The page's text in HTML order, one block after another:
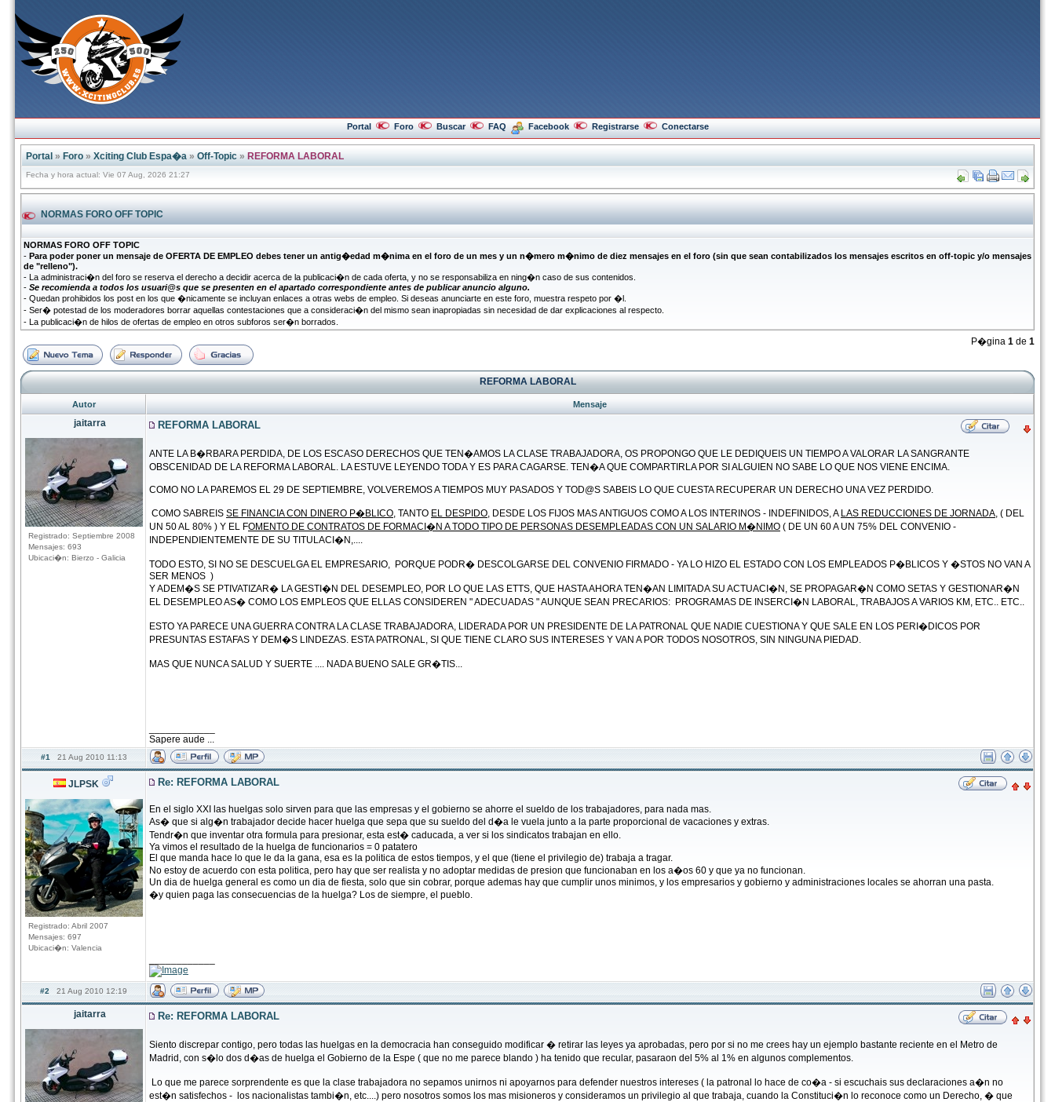
Portal Foro Buscar FAQ Facebook Registrarse Conectarse
Portal » Foro » Xciting Club Espa�a » Off-Topic » REFORMA LABORAL
Fecha y hora actual: Vie 07 Aug, 2026 21:27
NORMAS FORO OFF TOPIC
NORMAS FORO OFF TOPIC
- Para poder poner un mensaje de OFERTA DE EMPLEO debes tener un antig�edad m�nima en el foro de un mes y un n�mero m�nimo de diez mensajes en el foro (sin que sean contabilizados los mensajes escritos en off-topic y/o mensajes
de "relleno").
- La administraci�n del foro se reserva el derecho a decidir acerca de la publicaci�n de cada oferta, y no se responsabiliza en ning�n caso de sus contenidos.
- Se recomienda a todos los usuari@s que se presenten en el apartado correspondiente antes de publicar anuncio alguno.
- Quedan prohibidos los post en los que �nicamente se incluyan enlaces a otras webs de empleo. Si deseas anunciarte en este foro, muestra respeto por �l.
- Ser� potestad de los moderadores borrar aquellas contestaciones que a consideraci�n del mismo sean inapropiadas sin necesidad de dar explicaciones al respecto.
- La publicaci�n de hilos de ofertas de empleo en otros subforos ser�n borrados.
P�gina 1 de 1
REFORMA LABORAL
Autor Mensaje
jaitarra
Registrado: Septiembre 2008
Mensajes: 693
Ubicaci�n: Bierzo - Galicia
REFORMA LABORAL
ANTE LA B�RBARA PERDIDA, DE LOS ESCASO DERECHOS QUE TEN�AMOS LA CLASE TRABAJADORA, OS PROPONGO QUE LE DEDIQUEIS UN TIEMPO A VALORAR LA SANGRANTE
OBSCENIDAD DE LA REFORMA LABORAL. LA ESTUVE LEYENDO TODA Y ES PARA CAGARSE. TEN�A QUE COMPARTIRLA POR SI ALGUIEN NO SABE LO QUE NOS VIENE ENCIMA.
COMO NO LA PAREMOS EL 29 DE SEPTIEMBRE, VOLVEREMOS A TIEMPOS MUY PASADOS Y TOD@S SABEIS LO QUE CUESTA RECUPERAR UN DERECHO UNA VEZ PERDIDO.
COMO SABREIS SE FINANCIA CON DINERO P�BLICO, TANTO EL DESPIDO, DESDE LOS FIJOS MAS ANTIGUOS COMO A LOS INTERINOS - INDEFINIDOS, A LAS REDUCCIONES DE JORNADA, ( DEL
UN 50 AL 80% ) Y EL FOMENTO DE CONTRATOS DE FORMACI�N A TODO TIPO DE PERSONAS DESEMPLEADAS CON UN SALARIO M�NIMO ( DE UN 60 A UN 75% DEL CONVENIO -
INDEPENDIENTEMENTE DE SU TITULACI�N,....
TODO ESTO, SI NO SE DESCUELGA EL EMPRESARIO, PORQUE PODR� DESCOLGARSE DEL CONVENIO FIRMADO - YA LO HIZO EL ESTADO CON LOS EMPLEADOS P�BLICOS Y �STOS NO VAN A
SER MENOS )
Y ADEM�S SE PTIVATIZAR� LA GESTI�N DEL DESEMPLEO, POR LO QUE LAS ETTS, QUE HASTA AHORA TEN�AN LIMITADA SU ACTUACI�N, SE PROPAGAR�N COMO SETAS Y GESTIONAR�N
EL DESEMPLEO AS� COMO LOS EMPLEOS QUE ELLAS CONSIDEREN " ADECUADAS " AUNQUE SEAN PRECARIOS: PROGRAMAS DE INSERCI�N LABORAL, TRABAJOS A VARIOS KM, ETC.. ETC..
ESTO YA PARECE UNA GUERRA CONTRA LA CLASE TRABAJADORA, LIDERADA POR UN PRESIDENTE DE LA PATRONAL QUE NADIE CUESTIONA Y QUE SALE EN LOS PERI�DICOS POR
PRESUNTAS ESTAFAS Y DEM�S LINDEZAS. ESTA PATRONAL, SI QUE TIENE CLARO SUS INTERESES Y VAN A POR TODOS NOSOTROS, SIN NINGUNA PIEDAD.
MAS QUE NUNCA SALUD Y SUERTE .... NADA BUENO SALE GR�TIS...
Sapere aude ...
#1 21 Aug 2010 11:13
JLPSK
Registrado: Abril 2007
Mensajes: 697
Ubicaci�n: Valencia
Re: REFORMA LABORAL
En el siglo XXI las huelgas solo sirven para que las empresas y el gobierno se ahorre el sueldo de los trabajadores, para nada mas.
As� que si alg�n trabajador decide hacer huelga que sepa que su sueldo del d�a le vuela junto a la parte proporcional de vacaciones y extras.
Tendr�n que inventar otra formula para presionar, esta est� caducada, a ver si los sindicatos trabajan en ello.
Ya vimos el resultado de la huelga de funcionarios = 0 patatero
El que manda hace lo que le da la gana, esa es la politica de estos tiempos, y el que (tiene el privilegio de) trabaja a tragar.
No estoy de acuerdo con esta politica, pero hay que ser realista y no adoptar medidas de presion que funcionaban en los a�os 60 y que ya no funcionan.
Un dia de huelga general es como un dia de fiesta, solo que sin cobrar, porque ademas hay que cumplir unos minimos, y los empresarios y gobierno y administraciones locales se ahorran una pasta.
�y quien paga las consecuencias de la huelga? Los de siempre, el pueblo.
#2 21 Aug 2010 12:19
jaitarra Re: REFORMA LABORAL
Siento discrepar contigo, pero todas las huelgas en la democracia han conseguido modificar � retirar las leyes ya aprobadas, pero por si no me crees hay un ejemplo bastante reciente en el Metro de
Madrid, con s�lo dos d�as de huelga el Gobierno de la Espe ( que no me parece blando ) ha tenido que recular, pasaraon del 5% al 1% en algunos complementos.
Lo que me parece sorprendente es que la clase trabajadora no sepamos unirnos ni apoyarnos para defender nuestros intereses ( la patronal lo hace de co�a - si escuchais sus declaraciones a�n no
est�n satisfechos - los nacionalistas tambi�n, etc....) pero nosotros somos los mas misioneros y consideramos un privilegio al que trabaja, cuando la Constituci�n lo reconoce como un Derecho, � que